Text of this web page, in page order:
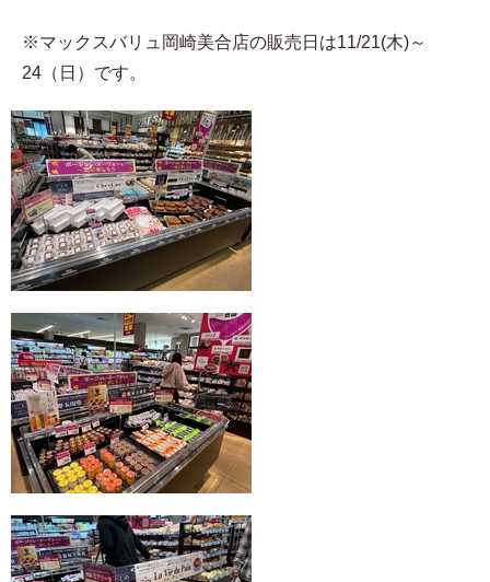
※マックスバリュ岡崎美合店の販売日は11/21(木)～
24（日）です。